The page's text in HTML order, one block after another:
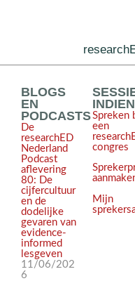
BLOGS
EN
PODCASTS
De
researchED
Nederland
Podcast
aflevering
80: De
cijfercultuur
en de
dodelijke
gevaren van
evidence-
informed
lesgeven
11/06/202
6
Spreken
een
congres
Mijn